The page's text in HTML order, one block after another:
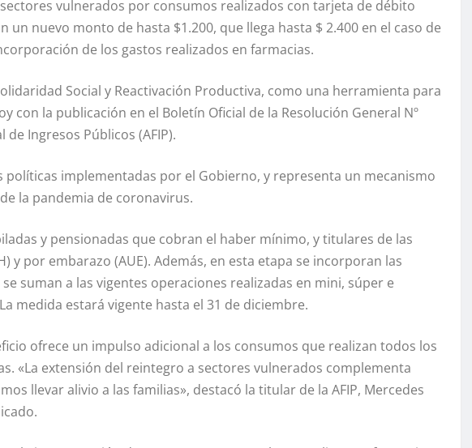
vulnerados por consumos realizados con tarjeta de débito
un nuevo monto de hasta $1.200, que llega hasta $ 2.400 en el caso de
de los gastos realizados en farmacias.
Social y Reactivación Productiva, como una herramienta para
con la publicación en el Boletín Oficial de la Resolución General Nº
Ingresos Públicos (AFIP).
implementadas por el Gobierno, y representa un mecanismo
la pandemia de coronavirus.
y pensionadas que cobran el haber mínimo, y titulares de las
y por embarazo (AUE). Además, en esta etapa se incorporan las
suman a las vigentes operaciones realizadas en mini, súper e
medida estará vigente hasta el 31 de diciembre.
ofrece un impulso adicional a los consumos que realizan todos los
«La extensión del reintegro a sectores vulnerados complementa
llevar alivio a las familias», destacó la titular de la AFIP, Mercedes